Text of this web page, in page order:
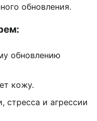
обновления.
обновлению
кожу.
стресса и агрессии